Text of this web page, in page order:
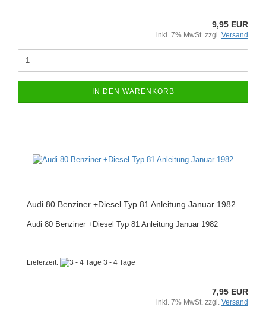
9,95 EUR
inkl. 7% MwSt. zzgl. Versand
IN DEN WARENKORB
Audi 80 Benziner +Diesel Typ 81 Anleitung Januar 1982
Audi 80 Benziner +Diesel Typ 81 Anleitung Januar 1982
Lieferzeit: 3 - 4 Tage
7,95 EUR
inkl. 7% MwSt. zzgl. Versand